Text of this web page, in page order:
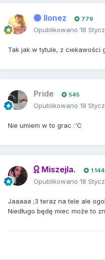
Ilonez 779
Opublikowano 18
Tak jak w tytule, z ciekawości
Pride 545
Opublikowano 18
Nie umiem w to grac :'C
Miszejla. 1 144
Opublikowano 18
Jaaaaa ;3 teraz na tele ale
Niedługo będę miec może to